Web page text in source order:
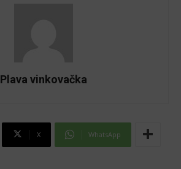
Plava vinkovačka
X WhatsApp